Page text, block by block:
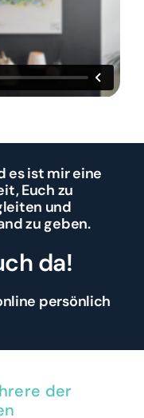
es ist mir eine
Euch zu
und
zu geben.
da!
persönlich
der